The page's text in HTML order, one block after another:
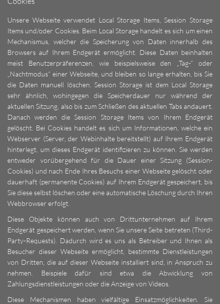
Unsere Webseite verwendet Local Storage Items, Session Storage
Items und/oder Cookies. Beim Local Storage handelt es sich um einen
Mechanismus, welcher die Speicherung von Daten innerhalb des
Browsers auf Ihrem Endgerät ermöglicht. Diese Daten beinhalten
meist Benutzerpräferenzen, wie beispielsweise den „Tag-“ oder
„Nachtmodus“ einer Webseite, und bleiben so lange erhalten, bis Sie
die Daten manuell löschen. Session Storage ist dem Local Storage
sehr ähnlich, wohingegen die Speicherdauer nur während der
aktuellen Sitzung, also bis zum Schließen des aktuellen Tabs andauert.
Danach werden die Session Storage Items von Ihrem Endgerät
gelöscht. Bei Cookies handelt es sich um Informationen, welche ein
Webserver (Server, der Webinhalte bereitstellt) auf Ihrem Endgerät
hinterlegt, um dieses Endgerät identifizieren zu können. Sie werden
entweder vorübergehend für die Dauer einer Sitzung (Session-
Cookies) und nach Ende Ihres Besuchs einer Webseite gelöscht oder
dauerhaft (permanente Cookies) auf Ihrem Endgerät gespeichert, bis
Sie diese selbst löschen oder eine automatische Löschung durch Ihren
Webbrowser erfolgt.
Diese Objekte können auch von Drittunternehmen auf Ihrem
Endgerät gespeichert werden, wenn Sie unsere Seite betreten (Third-
Party-Requests). Dadurch wird es uns als Betreiber und Ihnen als
Besucher dieser Webseite ermöglicht, bestimmte Dienstleistungen
von Dritten, die auf dieser Webseite installiert sind, in Anspruch zu
nehmen. Beispiele dafür sind etwa die Abwicklung von
Zahlungsdienstleistungen oder die Anzeige von Videos.
Diese Mechanismen haben vielfältige Einsatzmöglichkeiten. Sie